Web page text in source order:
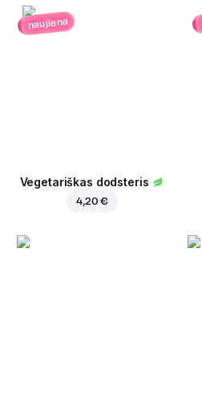
naujiena
Vegetariškas dodsteris
4,20 €